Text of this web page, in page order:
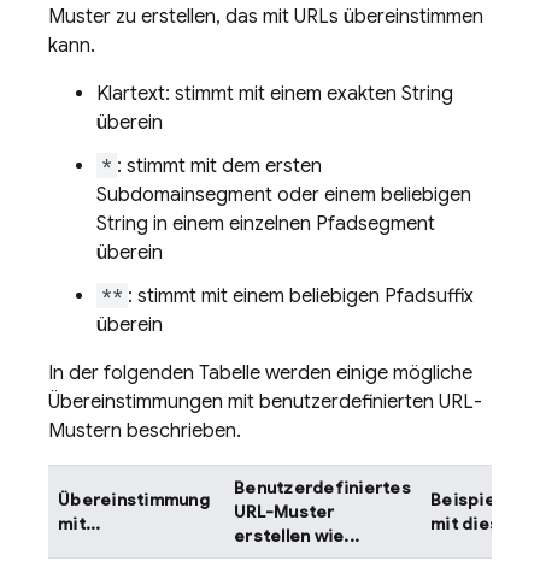
Muster zu erstellen, das mit URLs übereinstimmen
kann.
Klartext: stimmt mit einem exakten String
überein
* : stimmt mit dem ersten
Subdomainsegment oder einem beliebigen
String in einem einzelnen Pfadsegment
überein
** : stimmt mit einem beliebigen Pfadsuffix
überein
In der folgenden Tabelle werden einige mögliche
Übereinstimmungen mit benutzerdefinierten URL-
Mustern beschrieben.
Übereinstimmung
mit...
Benutzerdefiniertes
URL-Muster
erstellen wie...
mit diesem